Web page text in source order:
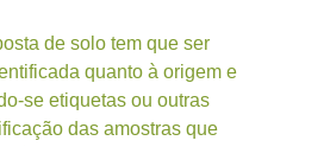
de solo tem que ser
quanto à origem e
se etiquetas ou outras
das amostras que